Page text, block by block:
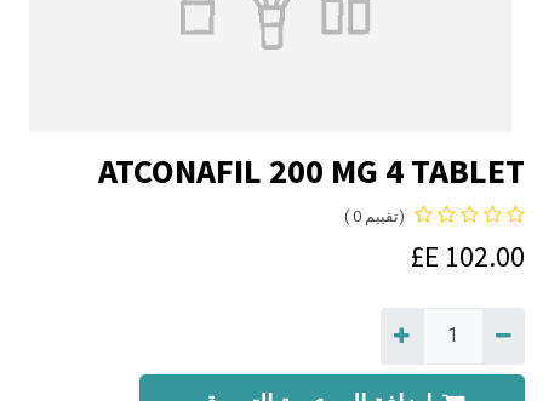
ATCONAFIL 200 MG 4 TABLET
(تقييم 0 )
102.00